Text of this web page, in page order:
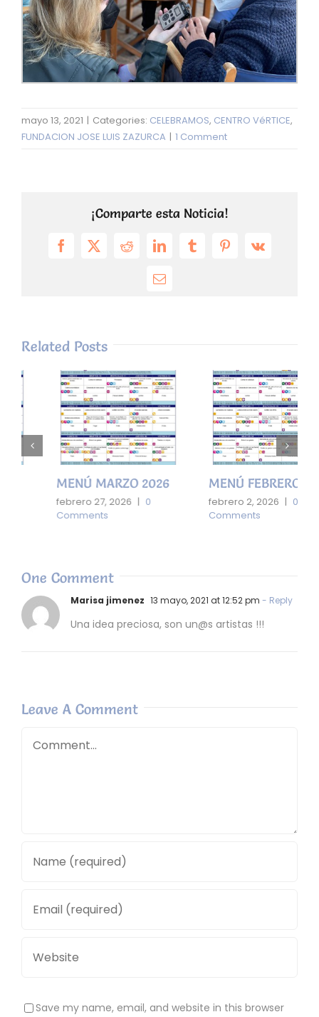
mayo 13, 2021 | Categories: CELEBRAMOS, CENTRO VéRTICE,
FUNDACION JOSE LUIS ZAZURCA | 1 Comment
¡Comparte esta Noticia!
Facebook
X RedditLinkedInTumblrPinterest
Vk
Email
Related Posts
MENÚ MARZO 2026
febrero 27, 2026 | 0
Comments
MENÚ FEBRERO 2026
febrero 2, 2026 | 0
Comments
One Comment
Marisa jimenez 13 mayo, 2021 at 12:52 pm - Reply
Una idea preciosa, son un@s artistas !!!
Leave A Comment
Save my name, email, and website in this browser